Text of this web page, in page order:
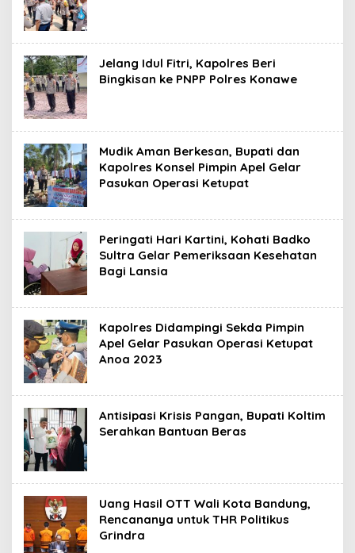
Jelang Idul Fitri, Kapolres Beri
Bingkisan ke PNPP Polres Konawe
Mudik Aman Berkesan, Bupati dan
Kapolres Konsel Pimpin Apel Gelar
Pasukan Operasi Ketupat
Peringati Hari Kartini, Kohati Badko
Sultra Gelar Pemeriksaan Kesehatan
Bagi Lansia
Kapolres Didampingi Sekda Pimpin
Apel Gelar Pasukan Operasi Ketupat
Anoa 2023
Antisipasi Krisis Pangan, Bupati Koltim
Serahkan Bantuan Beras
Uang Hasil OTT Wali Kota Bandung,
Rencananya untuk THR Politikus
Grindra